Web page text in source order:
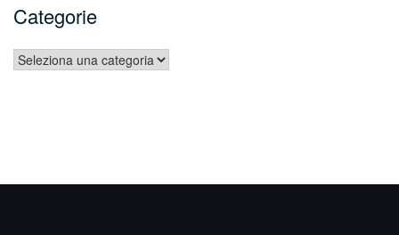
Categorie